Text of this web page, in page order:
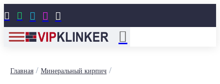
    
Главная/ Минеральный кирпич/